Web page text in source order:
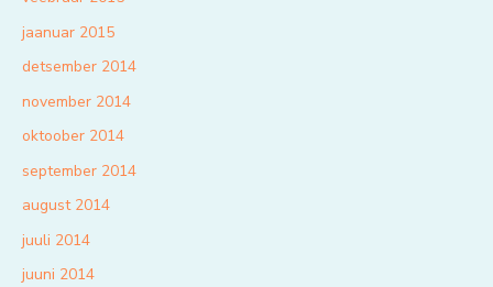
jaanuar 2015
detsember 2014
november 2014
oktoober 2014
september 2014
august 2014
juuli 2014
juuni 2014